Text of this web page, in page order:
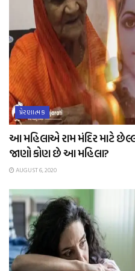
પ્રેરણાત્મક
આ મહિલાએ રામ મંદિર માટે
જાણો કોણ છે આ મહિલા?
AUGUST 6, 2020